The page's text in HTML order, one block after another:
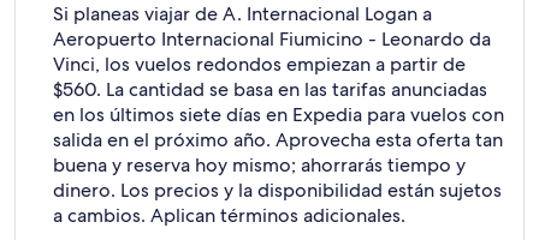
Si planeas viajar de A. Internacional Logan a
Aeropuerto Internacional Fiumicino - Leonardo da
Vinci, los vuelos redondos empiezan a partir de
$560. La cantidad se basa en las tarifas anunciadas
en los últimos siete días en Expedia para vuelos con
salida en el próximo año. Aprovecha esta oferta tan
buena y reserva hoy mismo; ahorrarás tiempo y
dinero. Los precios y la disponibilidad están sujetos
a cambios. Aplican términos adicionales.